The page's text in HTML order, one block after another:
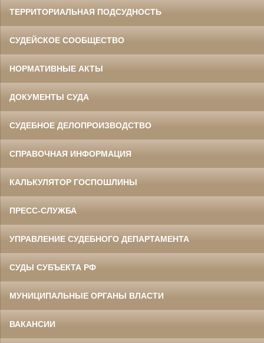
ТЕРРИТОРИАЛЬНАЯ ПОДСУДНОСТЬ
СУДЕЙСКОЕ СООБЩЕСТВО
НОРМАТИВНЫЕ АКТЫ
ДОКУМЕНТЫ СУДА
СУДЕБНОЕ ДЕЛОПРОИЗВОДСТВО
СПРАВОЧНАЯ ИНФОРМАЦИЯ
КАЛЬКУЛЯТОР ГОСПОШЛИНЫ
ПРЕСС-СЛУЖБА
УПРАВЛЕНИЕ СУДЕБНОГО ДЕПАРТАМЕНТА
СУДЫ СУБЪЕКТА РФ
МУНИЦИПАЛЬНЫЕ ОРГАНЫ ВЛАСТИ
ВАКАНСИИ